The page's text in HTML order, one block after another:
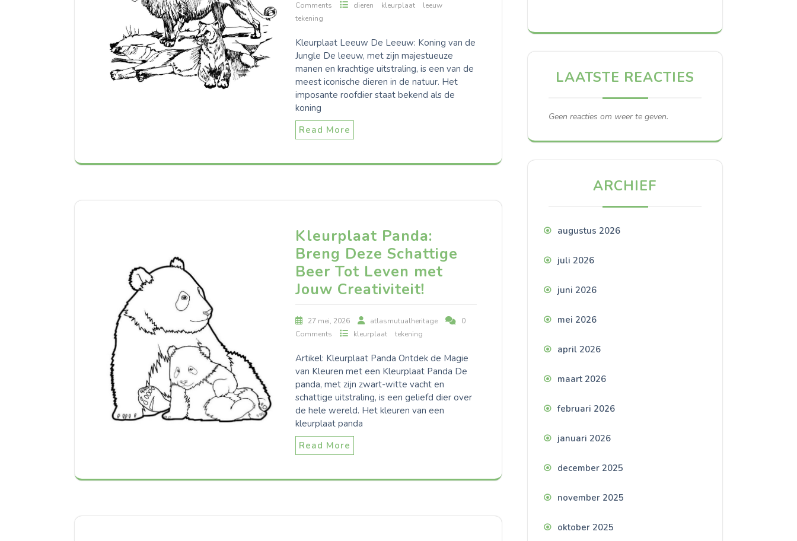
Comments
dieren kleurplaat
leeuw
tekening
Kleurplaat Leeuw De Leeuw: Koning van de
Jungle De leeuw, met zijn majestueuze
manen en krachtige uitstraling, is een van de
meest iconische dieren in de natuur. Het
imposante roofdier staat bekend als de
koning
Read More
Kleurplaat Panda:
Breng Deze Schattige
Beer Tot Leven met
Jouw Creativiteit!
27 mei, 2026 atlasmutualheritage
0
Comments
kleurplaat tekening
Artikel: Kleurplaat Panda Ontdek de Magie
van Kleuren met een Kleurplaat Panda De
panda, met zijn zwart-witte vacht en
schattige uitstraling, is een geliefd dier over
de hele wereld. Het kleuren van een
kleurplaat panda
Read More
LAATSTE REACTIES
Geen reacties om weer te geven.
ARCHIEF
augustus 2026
juli 2026
juni 2026
mei 2026
april 2026
maart 2026
februari 2026
januari 2026
december 2025
november 2025
oktober 2025